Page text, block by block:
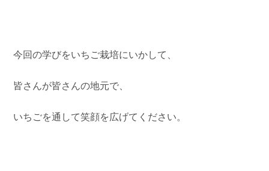
今回の学びをいちご栽培にいかして、
皆さんが皆さんの地元で、
いちごを通して笑顔を広げてください。